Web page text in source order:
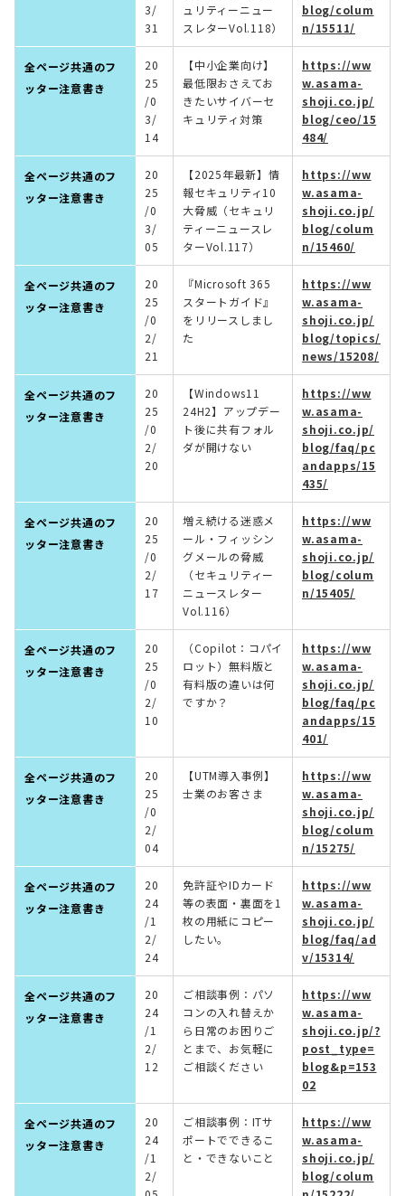
3/
31
ュリティーニュー
スレターVol.118）
blog/colum
n/15511/
全ページ共通のフ
ッター注意書き
20
25
/0
3/
14
【中小企業向け】
最低限おさえてお
きたいサイバーセ
キュリティ対策
https://ww
w.asama-
shoji.co.jp/
blog/ceo/15
484/
全ページ共通のフ
ッター注意書き
20
25
/0
3/
05
【2025年最新】情
報セキュリティ10
大脅威（セキュリ
ティーニュースレ
ターVol.117）
https://ww
w.asama-
shoji.co.jp/
blog/colum
n/15460/
全ページ共通のフ
ッター注意書き
20
25
/0
2/
21
『Microsoft 365
スタートガイド』
をリリースしまし
た
https://ww
w.asama-
shoji.co.jp/
blog/topics/
news/15208/
全ページ共通のフ
ッター注意書き
20
25
/0
2/
20
【Windows11
24H2】アップデー
ト後に共有フォル
ダが開けない
https://ww
w.asama-
shoji.co.jp/
blog/faq/pc
andapps/15
435/
全ページ共通のフ
ッター注意書き
20
25
/0
2/
17
増え続ける迷惑メ
ール・フィッシン
グメールの脅威
（セキュリティー
ニュースレター
Vol.116）
https://ww
w.asama-
shoji.co.jp/
blog/colum
n/15405/
全ページ共通のフ
ッター注意書き
20
25
/0
2/
10
（Copilot：コパイ
ロット）無料版と
有料版の違いは何
ですか？
https://ww
w.asama-
shoji.co.jp/
blog/faq/pc
andapps/15
401/
全ページ共通のフ
ッター注意書き
20
25
/0
2/
04
【UTM導入事例】
士業のお客さま
https://ww
w.asama-
shoji.co.jp/
blog/colum
n/15275/
全ページ共通のフ
ッター注意書き
20
24
/1
2/
24
免許証やIDカード
等の表面・裏面を1
枚の用紙にコピー
したい。
https://ww
w.asama-
shoji.co.jp/
blog/faq/ad
v/15314/
全ページ共通のフ
ッター注意書き
20
24
/1
2/
12
ご相談事例：パソ
コンの入れ替えか
ら日常のお困りご
とまで、お気軽に
ご相談ください
https://ww
w.asama-
shoji.co.jp/?
post_type=
blog&p=153
02
全ページ共通のフ
ッター注意書き
20
24
/1
2/
ご相談事例：ITサ
ポートでできるこ
と・できないこと
https://ww
w.asama-
shoji.co.jp/
blog/colum